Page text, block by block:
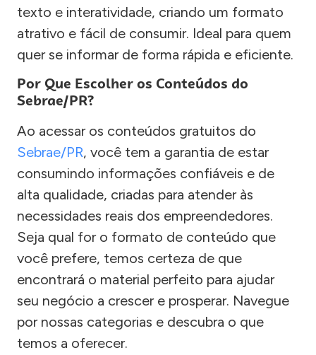
texto e interatividade, criando um formato
atrativo e fácil de consumir. Ideal para quem
quer se informar de forma rápida e eficiente.
Por Que Escolher os Conteúdos do
Sebrae/PR?
Ao acessar os conteúdos gratuitos do
Sebrae/PR, você tem a garantia de estar
consumindo informações confiáveis e de
alta qualidade, criadas para atender às
necessidades reais dos empreendedores.
Seja qual for o formato de conteúdo que
você prefere, temos certeza de que
encontrará o material perfeito para ajudar
seu negócio a crescer e prosperar. Navegue
por nossas categorias e descubra o que
temos a oferecer.